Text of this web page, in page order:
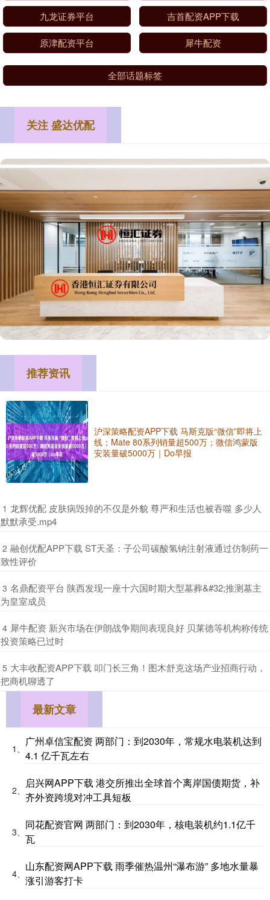
九龙证券平台 吉首配资APP下载
原津配资平台 犀牛配资
全部话题标签
关注 盛达优配
推荐资讯
沪深策略配资APP下载 马斯克版“微信”即将上
线；Mate 80系列销量超500万；微信鸿蒙版
安装量破5000万｜Do早报
1 ​龙辉优配 皮肤病毁掉的不仅是外貌 尊严和生活也被吞噬 多少人
默默承受.mp4
2 ​融创优配APP下载 ST天圣：子公司碳酸氢钠注射液通过仿制药一
致性评价
3 ​名鼎配资平台 陕西发现一座十六国时期大型墓葬&#32;推测墓主
为皇室成员
4 ​犀牛配资 新兴市场在伊朗战争期间表现良好 贝莱德等机构称传统
投资策略已过时
5 ​大丰收配资APP下载 叩门长三角！图木舒克这场产业招商行动，
把商机聊透了
最新文章
1、
广州卓信宝配资 两部门：到2030年，常规水电装机达到
4.1 亿千瓦左右
2、
启兴网APP下载 港交所推出全球首个离岸国债期货，补
齐外资跨境对冲工具短板
3、
同花配资官网 两部门：到2030年，核电装机约1.1亿千
瓦
4、
山东配资网APP下载 雨季催热温州“瀑布游” 多地水量暴
涨引游客打卡